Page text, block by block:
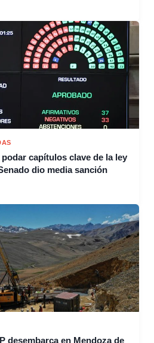
capítulos clave de la ley
dio media sanción
desembarca en Mendoza de